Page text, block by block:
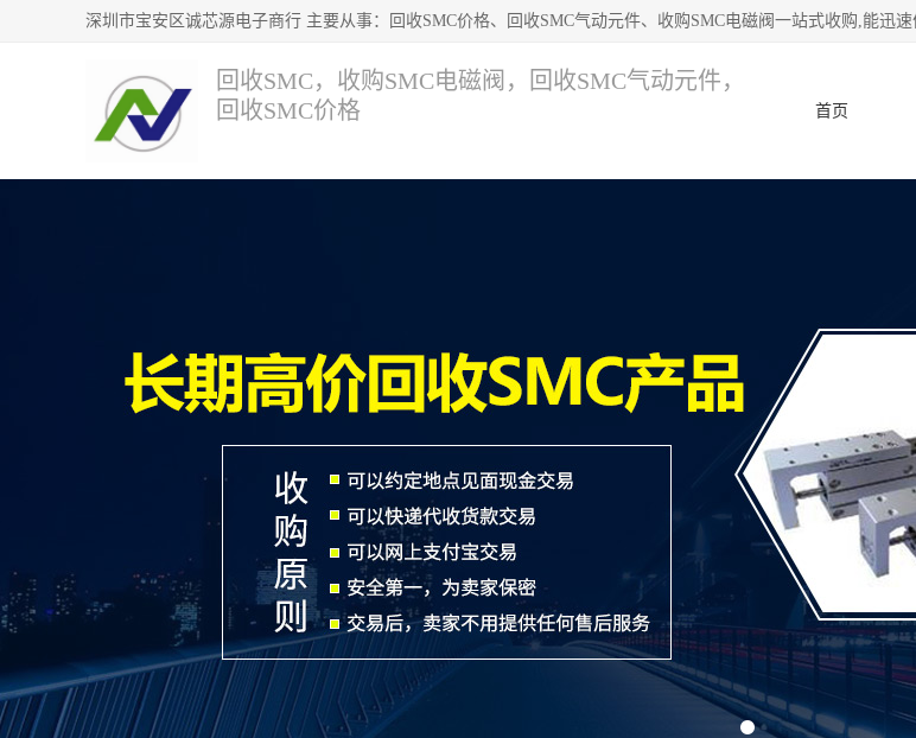
回收SMC，收购SMC电磁阀，回收SMC气动元件，
回收SMC价格
首页